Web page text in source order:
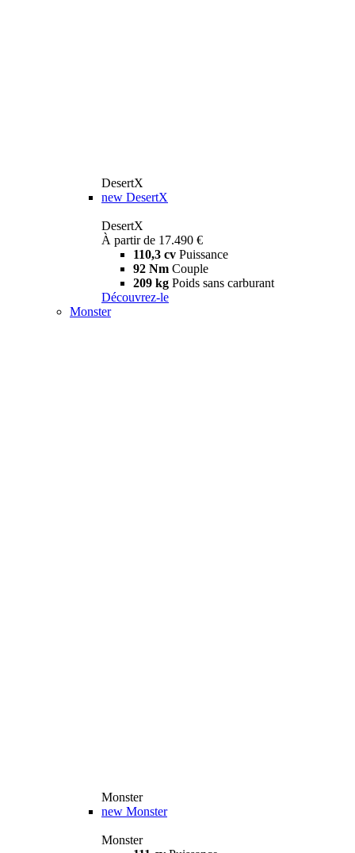
DesertX
new DesertX
DesertX
À partir de 17.490 €
110,3 cv Puissance
92 Nm Couple
209 kg Poids sans carburant
Découvrez-le
Monster
Monster
new Monster
Monster